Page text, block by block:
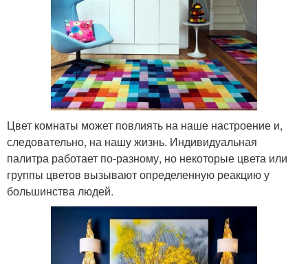
Цвет комнаты может повлиять на наше настроение и,
следовательно, на нашу жизнь. Индивидуальная
палитра работает по-разному, но некоторые цвета или
группы цветов вызывают определенную реакцию у
большинства людей.